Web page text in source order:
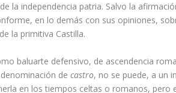
la independencia patria. Salvo la
en lo demás con sus opiniones,
la primitiva Castilla.
baluarte defensivo, de ascendencia
decastro, no se puede, a un
en los tiempos celtas o romanos, pero